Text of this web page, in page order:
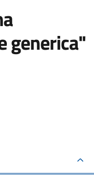
generica"